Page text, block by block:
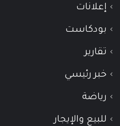
إعلانات
بودكاست
تقارير
خبر رئيسي
رياضة
للبيع والإيجار